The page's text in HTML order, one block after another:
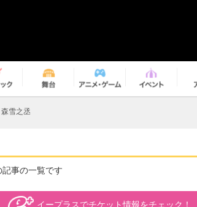
森雪之丞
事の一覧です
イープラスでチケット情報をチェック！